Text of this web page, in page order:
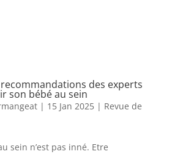
des experts
son bébé au sein
| 15 Jan 2025| Revue de
sein n’est pas inné. Etre